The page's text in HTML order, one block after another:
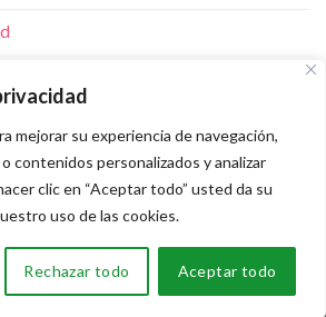
mejorar su experiencia de navegación,
contenidos personalizados y analizar
clic en “Aceptar todo” usted da su
uso de las cookies.
Rechazar todo Aceptar todo
A 20:00 H
MURCIA
© Desarrollado por